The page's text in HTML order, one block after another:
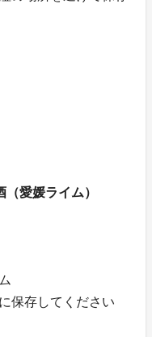
愛媛ライム）
保存してください